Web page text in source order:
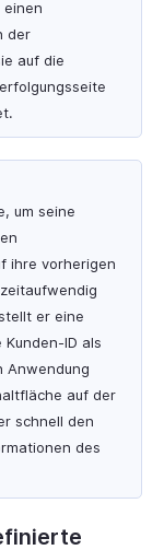
einen
der
auf die
um seine
ihre vorherigen
er eine
ID als
Anwendung
auf der
schnell den
des